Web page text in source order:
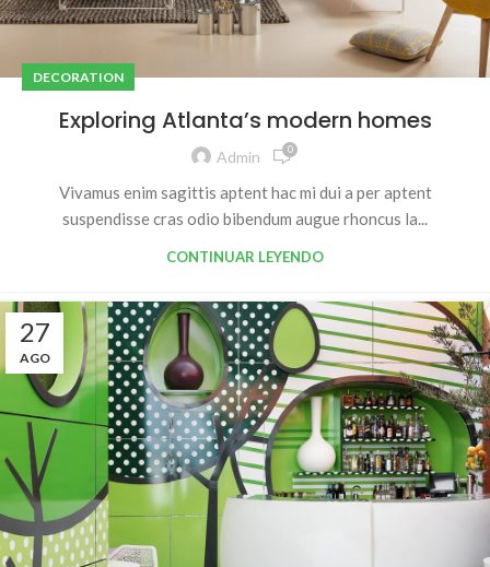
DECORATION
Exploring Atlanta’s modern homes
Admin 0
Vivamus enim sagittis aptent hac mi dui a per aptent
suspendisse cras odio bibendum augue rhoncus la...
CONTINUAR LEYENDO
27
AGO